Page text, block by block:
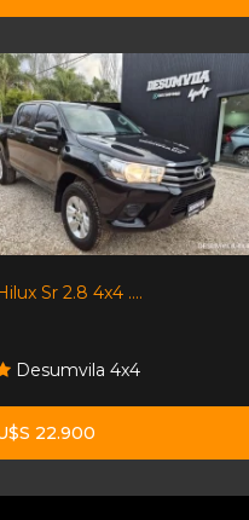
Sr 2.8 4x4 ....
Desumvila 4x4
22.900